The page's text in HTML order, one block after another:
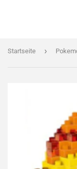
Startseite ›